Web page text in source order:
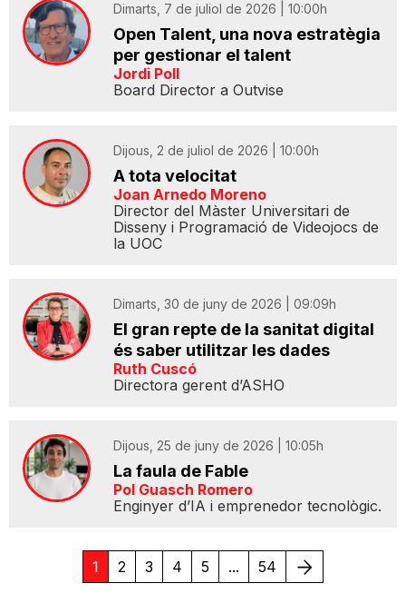
Dimarts, 7 de juliol de 2026 | 10:00h
Open Talent, una nova estratègia
per gestionar el talent
Jordi Poll
Board Director a Outvise
Dijous, 2 de juliol de 2026 | 10:00h
A tota velocitat
Joan Arnedo Moreno
Director del Màster Universitari de
Disseny i Programació de Videojocs de
la UOC
Dimarts, 30 de juny de 2026 | 09:09h
El gran repte de la sanitat digital
és saber utilitzar les dades
Ruth Cuscó
Directora gerent d’ASHO
Dijous, 25 de juny de 2026 | 10:05h
La faula de Fable
Pol Guasch Romero
Enginyer d’IA i emprenedor tecnològic.
1 2 3 4 5 ... 54 Següent